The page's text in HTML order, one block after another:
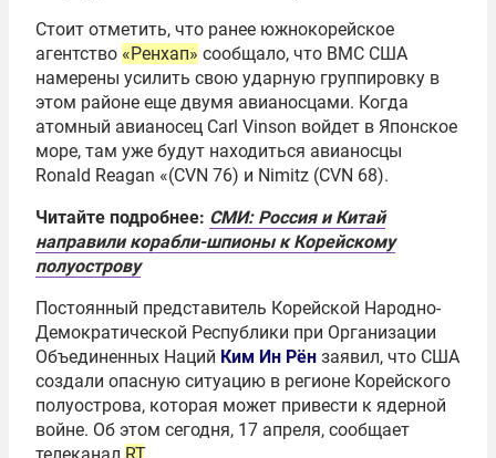
Стоит отметить, что ранее южнокорейское
агентство «Ренхап» сообщало, что ВМС США
намерены усилить свою ударную группировку в
этом районе еще двумя авианосцами. Когда
атомный авианосец Carl Vinson войдет в Японское
море, там уже будут находиться авианосцы
Ronald Reagan «(CVN 76) и Nimitz (CVN 68).
Читайте подробнее: СМИ: Россия и Китай
направили корабли-шпионы к Корейскому
полуострову
Постоянный представитель Корейской Народно-
Демократической Республики при Организации
Объединенных Наций Ким Ин Рён заявил, что США
создали опасную ситуацию в регионе Корейского
полуострова, которая может привести к ядерной
войне. Об этом сегодня, 17 апреля, сообщает